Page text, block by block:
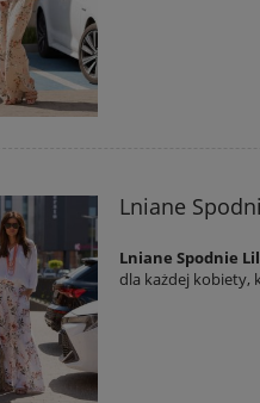
Lniane
Lniane Spodnie
dla każdej kobiety,